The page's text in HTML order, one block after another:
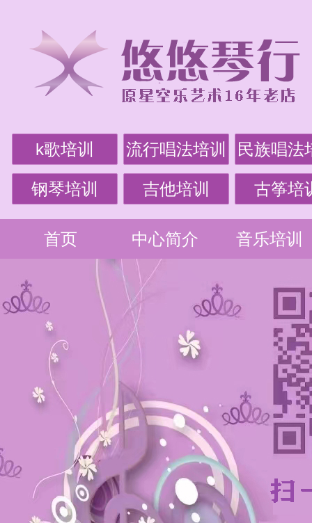
k歌培训 流行唱法培训 民族唱法
钢琴培训 吉他培训 古筝培
首页 中心简介 音乐培训